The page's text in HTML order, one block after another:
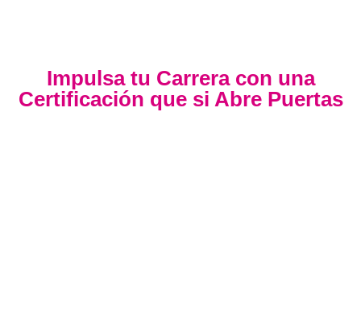
Impulsa tu Carrera con una
Certificación que si Abre Puertas